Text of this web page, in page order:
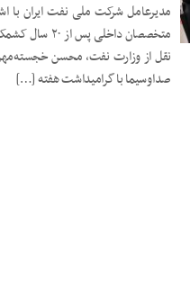
متخصصان
صداوسیما با گرامیداشت هفته […]